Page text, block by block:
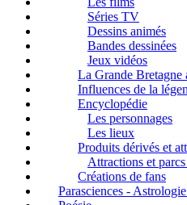
Séries TV
Dessins animés
Bandes dessinées
Jeux vidéos
La Grande Bretagne
Influences de la
Encyclopédie
Les personnages
Les lieux
Produits dérivés et
Attractions et
Créations de fans
Parasciences -